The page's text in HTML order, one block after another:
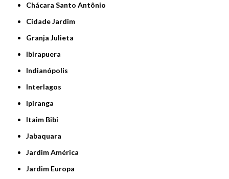
Chácara Santo Antônio
Cidade Jardim
Granja Julieta
Ibirapuera
Indianópolis
Interlagos
Ipiranga
Itaim Bibi
Jabaquara
Jardim América
Jardim Europa